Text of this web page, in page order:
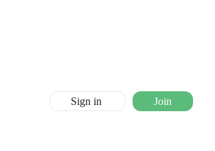
Sign in Join